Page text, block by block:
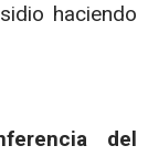
haciendo
del